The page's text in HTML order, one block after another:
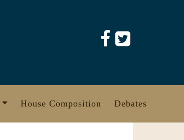
House Composition Debates